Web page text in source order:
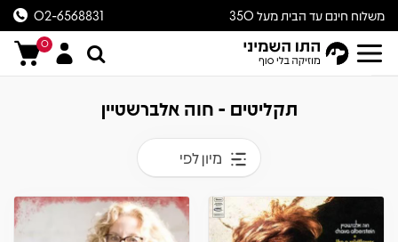
משלוח חינם עד הבית מעל 350
ש״ח
02-6568831
0
תקליטים - חוה אלברשטיין
מיון לפי